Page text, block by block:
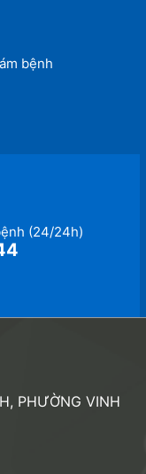
bệnh
(24/24h)
PHƯỜNG VINH